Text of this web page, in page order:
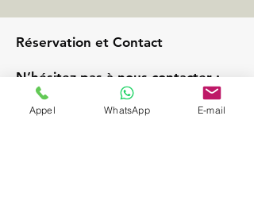
Réservation et Contact
N’hésitez pas à nous contacter :
Téléphone :
+33 6 68 98 21 86
Appel WhatsApp E-mail